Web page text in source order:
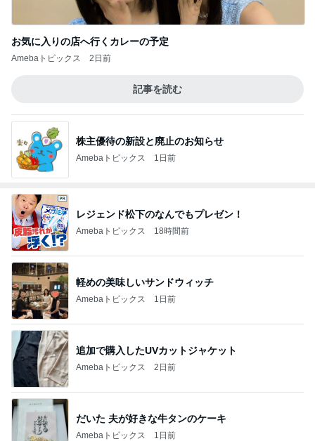
お気に入りの店へ行くカレーの予定
Amebaトピックス 2日前
記事を読む
株主優待の新設と廃止のお知らせ
Amebaトピックス 1日前
レジェンド松下のなんでもプレゼン！
Amebaトピックス 18時間前
軽めの美味しいサンドウィッチ
Amebaトピックス 1日前
追加で購入したUVカットジャケット
Amebaトピックス 2日前
だいた 夫が好きな牛タンのケーキ
Amebaトピックス 1日前